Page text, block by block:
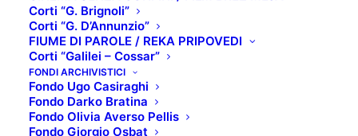
Corti “G. Brignoli”
Corti “G. D’Annunzio”
FIUME DI PAROLE / REKA PRIPOVEDI
Corti “Galilei – Cossar”
FONDI ARCHIVISTICI
Fondo Ugo Casiraghi
Fondo Darko Bratina
Fondo Olivia Averso Pellis
Fondo Giorgio Osbat
SCHEDA TECNICA:
Titolo originale: Seom
Regista: Ki-duk Kim